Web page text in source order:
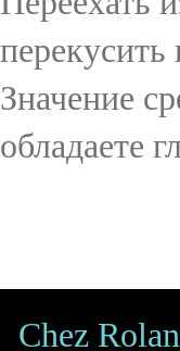
Значение
обладаете
Chez